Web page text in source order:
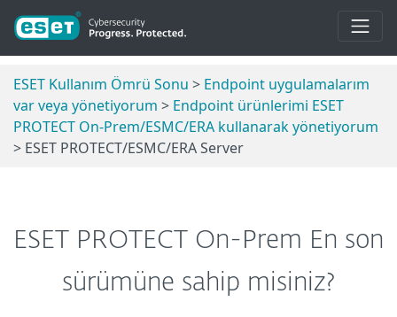
ESET Kullanım Ömrü Sonu > Endpoint uygulamalarım
var veya yönetiyorum > Endpoint ürünlerimi ESET
PROTECT On-Prem/ESMC/ERA kullanarak yönetiyorum
> ESET PROTECT/ESMC/ERA Server
ESET PROTECT On-Prem En son
sürümüne sahip misiniz?